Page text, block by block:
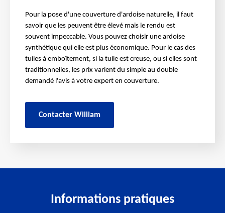
Pour la pose d'une couverture d'ardoise naturelle, il faut
savoir que les peuvent être élevé mais le rendu est
souvent impeccable. Vous pouvez choisir une ardoise
synthétique qui elle est plus économique. Pour le cas des
tuiles à emboîtement, si la tuile est creuse, ou si elles sont
traditionnelles, les prix varient du simple au double
demandé l'avis à votre expert en couverture.
Contacter William
Informations pratiques